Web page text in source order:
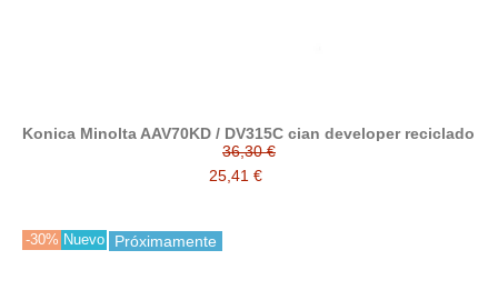
Konica Minolta AAV70KD / DV315C cian developer reciclado
36,30 €
25,41 €
-30% Nuevo Próximamente